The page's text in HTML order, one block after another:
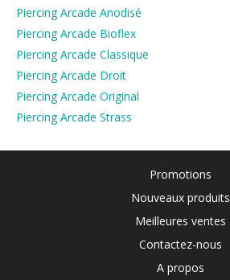
Piercing Arcade Anodisé
Piercing Arcade Bioflex
Piercing Arcade Classique
Piercing Arcade Droit
Piercing Arcade Original
Piercing Arcade Strass
Promotions
Nouveaux produits
Meilleures ventes
Contactez-nous
A propos